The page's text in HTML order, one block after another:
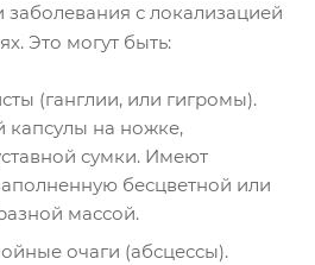
с локализацией
Это могут быть:
(ганглии, или гигромы).
капсулы на ножке,
сумки. Имеют
бесцветной или
массой.
очаги (абсцессы).